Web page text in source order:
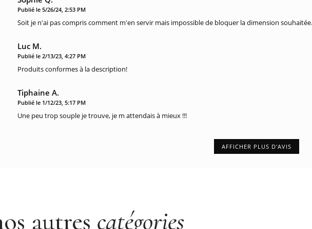
Publié le 5/26/24, 2:53 PM
Soit je n'ai pas compris comment m'en servir mais impossible de bloquer la dimension
Luc M.
Publié le 2/13/23, 4:27 PM
Produits conformes à la description!
Tiphaine A.
Publié le 1/12/23, 5:17 PM
Une peu trop souple je trouve, je m attendais à mieux !!!
AFFICHER PLUS D'AVIS
autres catégories